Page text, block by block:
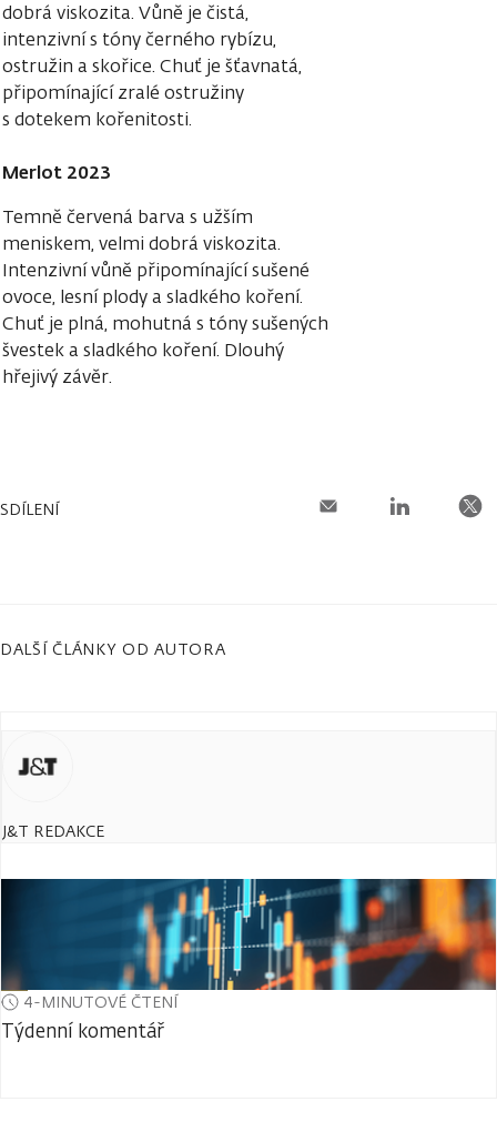
dobrá viskozita. Vůně je čistá,
intenzivní s tóny černého rybízu,
ostružin a skořice. Chuť je šťavnatá,
připomínající zralé ostružiny
s dotekem kořenitosti.
Merlot 2023
Temně červená barva s užším
meniskem, velmi dobrá viskozita.
Intenzivní vůně připomínající sušené
ovoce, lesní plody a sladkého koření.
Chuť je plná, mohutná s tóny sušených
švestek a sladkého koření. Dlouhý
hřejivý závěr.
SDÍLENÍ
DALŠÍ ČLÁNKY OD AUTORA
J&T REDAKCE
4-MINUTOVÉ ČTENÍ
Týdenní komentář